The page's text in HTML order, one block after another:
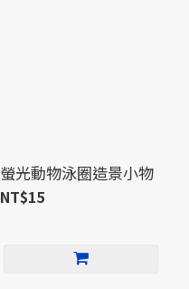
螢光動物泳圈造景小物
NT$15